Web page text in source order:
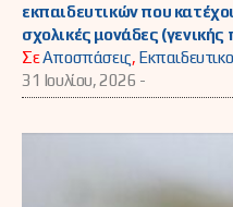
εκπαιδευτικών που
σχολικές μονάδες (γενικής
ΣεΑποσπάσεις,
31 Ιουλίου, 2026 -